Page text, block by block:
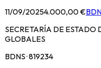
11/09/20254.000,00 €
SECRETARÍA DE ESTADO
GLOBALES
BDNS · 819234